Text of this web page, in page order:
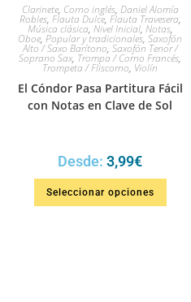
Clarinete, Corno inglés, Daniel Alomía
Robles, Flauta Dulce, Flauta Travesera,
Música clásica, Nivel Inicial, Notas,
Oboe, Popular y tradicionales, Saxofón
Alto / Saxo Barítono, Saxofón Tenor /
Soprano Sax, Trompa / Corno Francés,
Trompeta / Fliscorno, Violín
El Cóndor Pasa Partitura Fácil
con Notas en Clave de Sol
Desde: 3,99€
Seleccionar opciones